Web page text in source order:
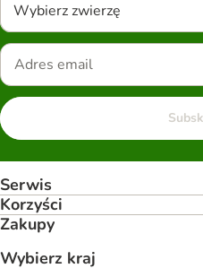
Wybierz zwierzę
Serwis
Korzyści
Zakupy
Wybierz kraj